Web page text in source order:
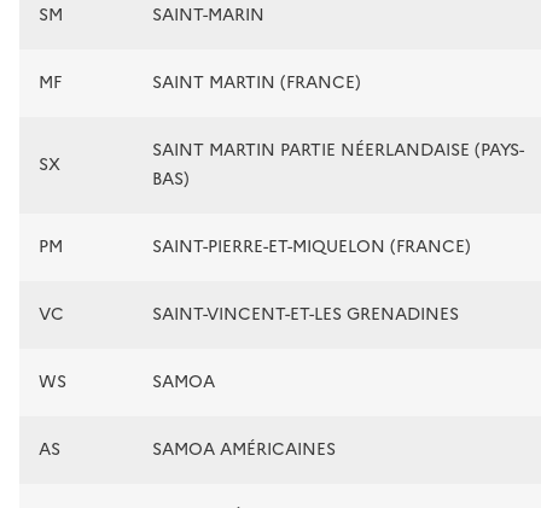
SM SAINT-MARIN
MF SAINT MARTIN (FRANCE)
SX
SAINT MARTIN PARTIE NÉERLANDAISE (PAYS-
BAS)
PM SAINT-PIERRE-ET-MIQUELON (FRANCE)
VC SAINT-VINCENT-ET-LES GRENADINES
WS SAMOA
AS SAMOA AMÉRICAINES